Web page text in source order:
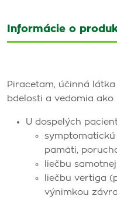
Informácie o
Piracetam, účinná
bdelosti a vedomia
U dospelých
pamäti,
liečbu
liečbu vertiga
výnimkou